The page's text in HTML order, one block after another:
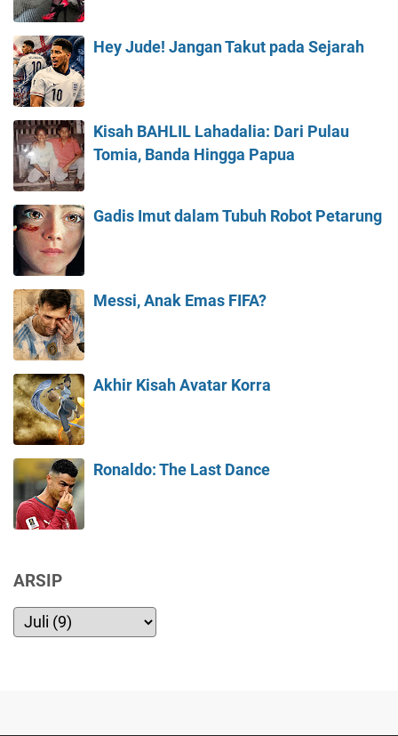
Hey Jude! Jangan Takut pada Sejarah
Kisah BAHLIL Lahadalia: Dari Pulau
Tomia, Banda Hingga Papua
Gadis Imut dalam Tubuh Robot Petarung
Messi, Anak Emas FIFA?
Akhir Kisah Avatar Korra
Ronaldo: The Last Dance
ARSIP